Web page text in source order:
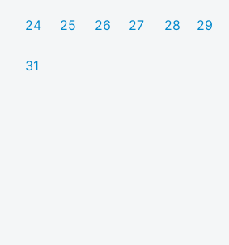
24 25 26 27 28 29
31